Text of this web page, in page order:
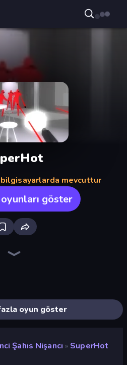
mevcuttur
göster
oyun göster
Şahıs Nişancı » SuperHot